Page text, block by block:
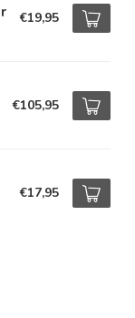
€19,95
€105,95
€17,95